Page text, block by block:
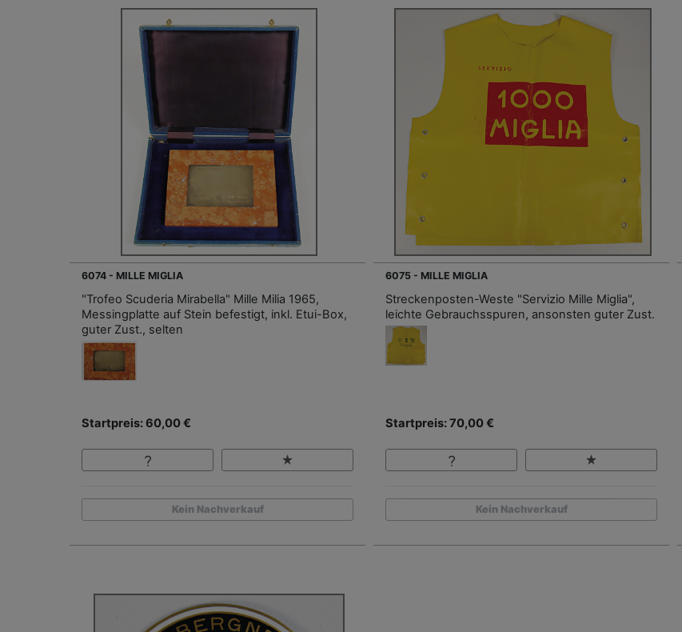
6074 - MILLE MIGLIA
"Trofeo Scuderia Mirabella" Mille Milia 1965,
Messingplatte auf Stein befestigt, inkl. Etui-Box,
guter Zust., selten
Startpreis: 60,00 €
Kein Nachverkauf
6075 - MILLE MIGLIA
Streckenposten-Weste "Servizio Mille Miglia",
leichte Gebrauchsspuren, ansonsten guter Zust.
Startpreis: 70,00 €
Kein Nachverkauf